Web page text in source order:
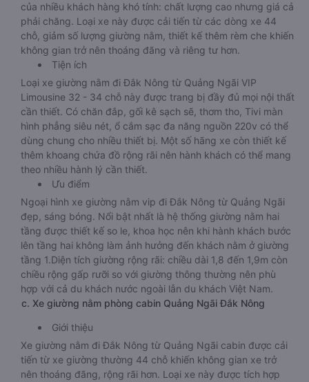
của nhiều khách hàng khó tính: chất lượng cao nhưng giá cả
phải chăng. Loại xe này được cải tiến từ các dòng xe 44
chỗ, giảm số lượng giường nằm, thiết kế thêm rèm che khiến
không gian trở nên thoáng đãng và riêng tư hơn.
Tiện ích
Loại xe giường nằm đi Đắk Nông từ Quảng Ngãi VIP
Limousine 32 - 34 chỗ này được trang bị đầy đủ mọi nội thất
cần thiết. Có chăn đắp, gối kê sạch sẽ, thơm tho, Tivi màn
hình phẳng siêu nét, ổ cắm sạc đa năng nguồn 220v có thể
dùng chung cho nhiều thiết bị. Một số hãng xe còn thiết kế
thêm khoang chứa đồ rộng rãi nên hành khách có thể mang
theo nhiều hành lý cần thiết.
Ưu điểm
Ngoại hình xe giường nằm vip đi Đắk Nông từ Quảng Ngãi
đẹp, sáng bóng. Nổi bật nhất là hệ thống giường nằm hai
tầng được thiết kế so le, khoa học nên khi hành khách bước
lên tầng hai không làm ảnh hưởng đến khách nằm ở giường
tầng 1.Diện tích giường rộng rãi: chiều dài 1,8 đến 1,9m còn
chiều rộng gấp rưỡi so với giường thông thường nên phù
hợp với cả du khách nước ngoài lẫn du khách Việt Nam.
c. Xe giường nằm phòng cabin Quảng Ngãi Đắk Nông
Giới thiệu
Xe giường nằm đi Đắk Nông từ Quảng Ngãi cabin được cải
tiến từ xe giường thường 44 chỗ khiến không gian xe trở
nên thoáng đãng, rộng rãi hơn. Loại xe này được tích hợp